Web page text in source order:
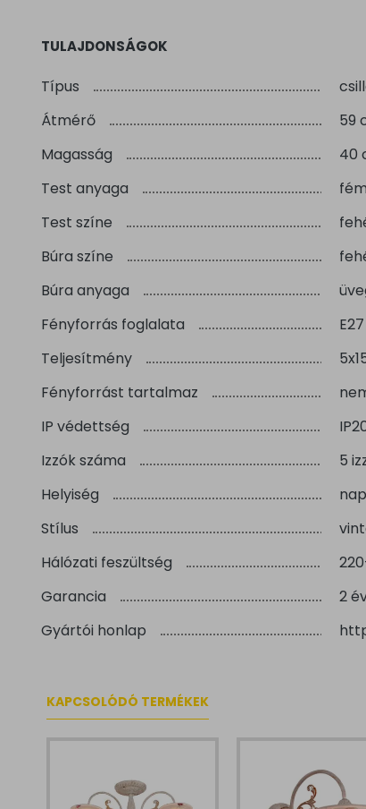
TULAJDONSÁGOK
Típus
Átmérő
59
Magasság
40
Test anyaga
fém
Test színe
Búra színe
Búra anyaga
Fényforrás foglalata
E27
Teljesítmény
Fényforrást tartalmaz
IP védettség
Izzók száma
5
Helyiség
Stílus
Hálózati feszültség
Garancia
2
Gyártói honlap
KAPCSOLÓDÓ TERMÉKEK